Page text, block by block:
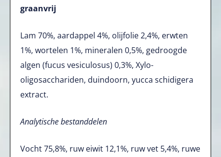
graanvrij
Lam 70%, aardappel 4%, olijfolie 2,4%, erwten
1%, wortelen 1%, mineralen 0,5%, gedroogde
algen (fucus vesiculosus) 0,3%, Xylo-
oligosacchariden, duindoorn, yucca schidigera
extract.
Analytische bestanddelen
Vocht 75,8%, ruw eiwit 12,1%, ruw vet 5,4%, ruwe